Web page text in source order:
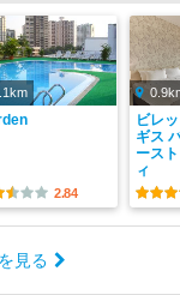
2.84
ビレ
ギス
ース
ィ
見る